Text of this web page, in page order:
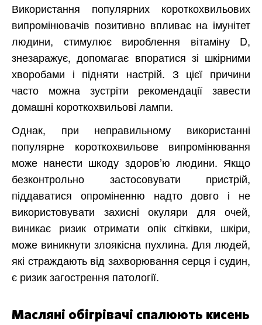
Використання популярних короткохвильових
випромінювачів позитивно впливає на імунітет
людини, стимулює вироблення вітаміну D,
знезаражує, допомагає впоратися зі шкірними
хворобами і підняти настрій. З цієї причини
часто можна зустріти рекомендації завести
домашні короткохвильові лампи.
Однак, при неправильному використанні
популярне короткохвильове випромінювання
може нанести шкоду здоров’ю людини. Якщо
безконтрольно застосовувати пристрій,
піддаватися опроміненню надто довго і не
використовувати захисні окуляри для очей,
виникає ризик отримати опік сітківки, шкіри,
може виникнути злоякісна пухлина. Для людей,
які страждають від захворювання серця і судин,
є ризик загострення патології.
Масляні обігрівачі спалюють кисень